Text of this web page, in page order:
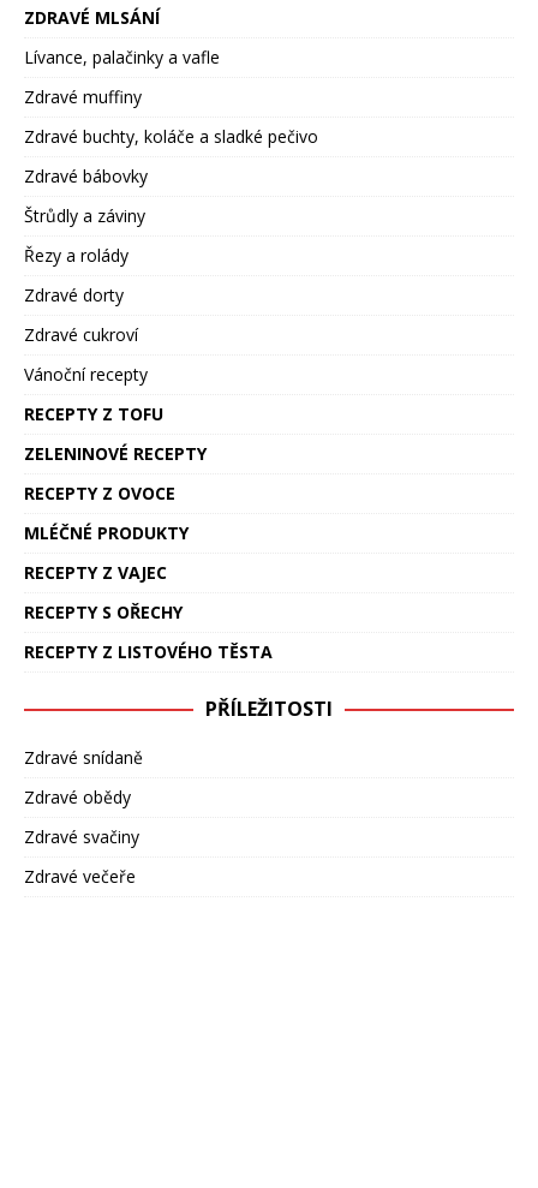
ZDRAVÉ MLSÁNÍ
Lívance, palačinky a vafle
Zdravé muffiny
Zdravé buchty, koláče a sladké pečivo
Zdravé bábovky
Štrůdly a záviny
Řezy a rolády
Zdravé dorty
Zdravé cukroví
Vánoční recepty
RECEPTY Z TOFU
ZELENINOVÉ RECEPTY
RECEPTY Z OVOCE
MLÉČNÉ PRODUKTY
RECEPTY Z VAJEC
RECEPTY S OŘECHY
RECEPTY Z LISTOVÉHO TĚSTA
PŘÍLEŽITOSTI
Zdravé snídaně
Zdravé obědy
Zdravé svačiny
Zdravé večeře